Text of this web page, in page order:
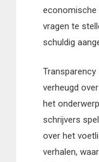
economische
vragen te
schuldig
Transparency
verheugd
het
schrijvers
over het
verhalen,